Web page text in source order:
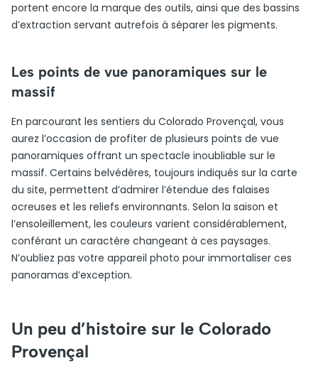
portent encore la marque des outils, ainsi que des bassins
d’extraction servant autrefois à séparer les pigments.
Les points de vue panoramiques sur le
massif
En parcourant les sentiers du Colorado Provençal, vous
aurez l’occasion de profiter de plusieurs points de vue
panoramiques offrant un spectacle inoubliable sur le
massif. Certains belvédères, toujours indiqués sur la carte
du site, permettent d’admirer l’étendue des falaises
ocreuses et les reliefs environnants. Selon la saison et
l’ensoleillement, les couleurs varient considérablement,
conférant un caractère changeant à ces paysages.
N’oubliez pas votre appareil photo pour immortaliser ces
panoramas d’exception.
Un peu d’histoire sur le Colorado
Provençal